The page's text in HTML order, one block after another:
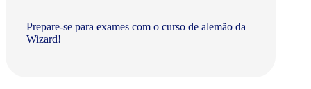
Prepare-se para exames com o curso de alemão da
Wizard!